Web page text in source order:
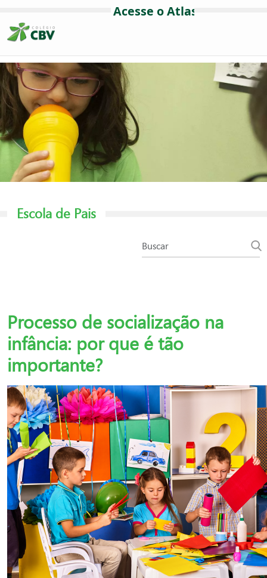
Escola de Pais
Processo de socialização na
infância: por que é tão
importante?